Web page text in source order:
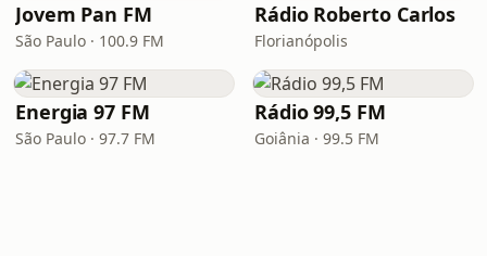
Jovem Pan FM
São Paulo · 100.9 FM
Rádio Roberto Carlos
Florianópolis
Energia 97 FM
São Paulo · 97.7 FM
Rádio 99,5 FM
Goiânia · 99.5 FM